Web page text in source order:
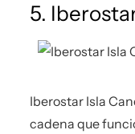
5.
Iberostar Isla
cadena que